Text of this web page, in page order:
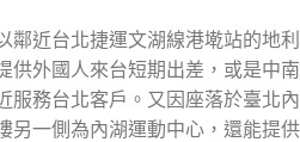
鄰近台北捷運文湖線港墘站的地利
供外國人來台短期出差，或是中南
服務台北客戶。又因座落於臺北內
另一側為內湖運動中心，還能提供